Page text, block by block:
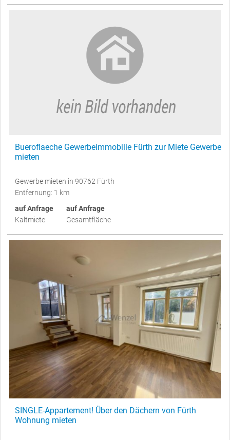
Bueroflaeche Gewerbeimmobilie Fürth zur Miete Gewerbe
mieten
Gewerbe mieten in 90762 Fürth
Entfernung: 1 km
auf Anfrage
Kaltmiete
auf Anfrage
Gesamtfläche
SINGLE-Appartement! Über den Dächern von Fürth
Wohnung mieten